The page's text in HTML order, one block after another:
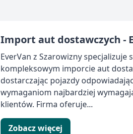
Import aut dostawczych -
EverVan z Szarowizny specjalizuje
kompleksowym imporcie aut
dostarczając pojazdy
wymaganiom najbardziej
klientów. Firma oferuje...
Zobacz więcej